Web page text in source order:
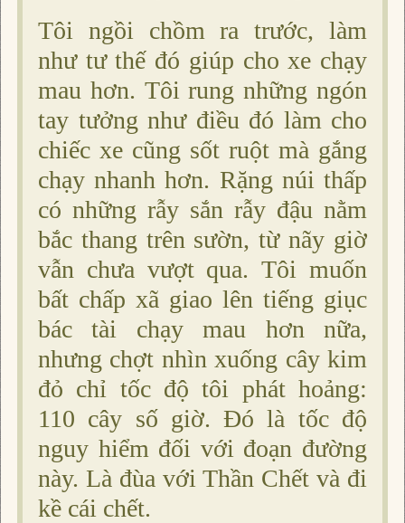
Tôi ngồi chồm ra trước, làm
như tư thế đó giúp cho xe chạy
mau hơn. Tôi rung những ngón
tay tưởng như điều đó làm cho
chiếc xe cũng sốt ruột mà gắng
chạy nhanh hơn. Rặng núi thấp
có những rẫy sắn rẫy đậu nằm
bắc thang trên sườn, từ nãy giờ
vẫn chưa vượt qua. Tôi muốn
bất chấp xã giao lên tiếng giục
bác tài chạy mau hơn nữa,
nhưng chợt nhìn xuống cây kim
đỏ chỉ tốc độ tôi phát hoảng:
110 cây số giờ. Ðó là tốc độ
nguy hiểm đối với đoạn đường
này. Là đùa với Thần Chết và đi
kề cái chết.